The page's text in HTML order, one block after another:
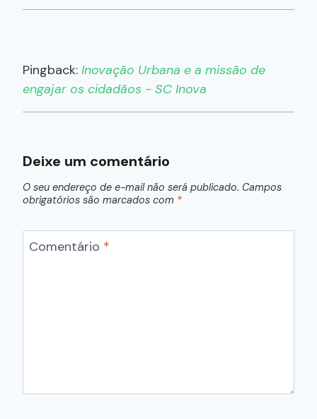
Pingback: Inovação Urbana e a missão de
engajar os cidadãos - SC Inova
Deixe um comentário
O seu endereço de e-mail não será publicado. Campos
obrigatórios são marcados com *
Comentário *